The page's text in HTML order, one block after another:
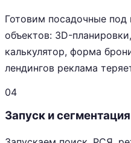
Готовим посадочные
объектов: 3D-
калькулятор, форма
лендингов реклама
04
Запуск и